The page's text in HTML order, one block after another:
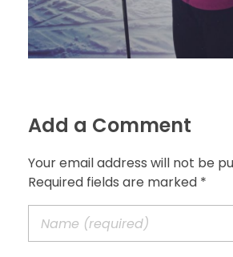
Add a Comment
Your email address will not be
Required fields are marked *